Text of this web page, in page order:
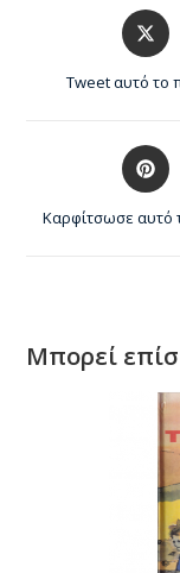
Tweet αυτό το
Καρφίτσωσε αυτό
Μπορεί